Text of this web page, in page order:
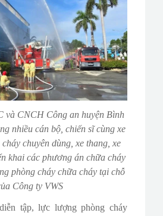
và CNCH Công an huyện Bình
nhiều cán bộ, chiến sĩ cùng xe
chuyên dùng, xe thang, xe
khai các phương án chữa cháy
phòng cháy chữa cháy tại chỗ
Công ty VWS
tập, lực lượng phòng cháy